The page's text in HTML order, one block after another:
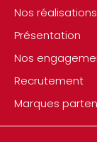
Nos réalisations
Présentation
Nos
Recrutement
Marques